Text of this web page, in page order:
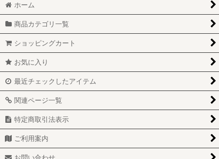
ホーム
商品カテゴリ一覧
ショッピングカート
お気に入り
最近チェックしたアイテム
関連ページ一覧
特定商取引法表示
ご利用案内
お問い合わせ